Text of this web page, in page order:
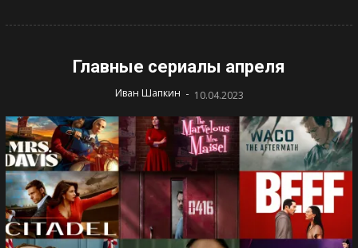
Главные сериалы апреля
Иван Шапкин - 10.04.2023